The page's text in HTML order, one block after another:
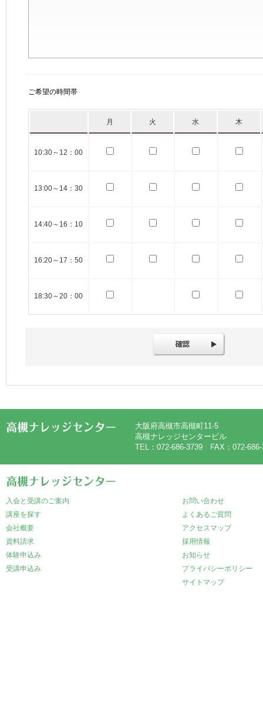
ご希望の時間帯
月 火 水 木
10:30～12：00
13:00～14：30
14:40～16：10
16:20～17：50
18:30～20：00
大阪府高槻市高槻町11-5
高槻ナレッジセンタービル
TEL：072-686-3739 FAX：072-686-
入会と受講のご案内
講座を探す
会社概要
資料請求
体験申込み
受講申込み
お問い合わせ
よくあるご質問
アクセスマップ
採用情報
お知らせ
プライバシーポリシー
サイトマップ